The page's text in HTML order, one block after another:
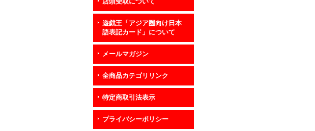
遊戯王「アジア圏向け日本
語表記カード」について
メールマガジン
全商品カテゴリリンク
特定商取引法表示
プライバシーポリシー